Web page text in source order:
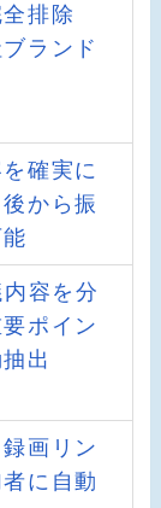
排除
ランド
確実に
から振
容を分
ポイン
出
画リン
に自動